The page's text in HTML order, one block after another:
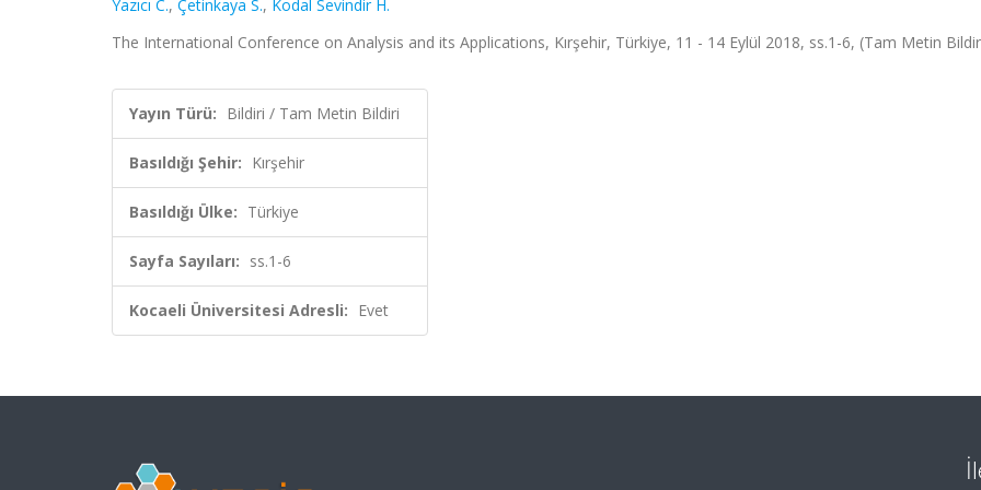
Yazıcı C., Çetinkaya S., Kodal Sevindir H.
The International Conference on Analysis and its Applications, Kırşehir, Türkiye, 11 - 14 Eylül 2018, ss.1-6, (Tam Metin
Yayın Türü: Bildiri / Tam Metin Bildiri
Basıldığı Şehir: Kırşehir
Basıldığı Ülke: Türkiye
Sayfa Sayıları: ss.1-6
Kocaeli Üniversitesi Adresli: Evet